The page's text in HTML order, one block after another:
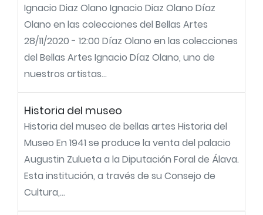
Ignacio Diaz Olano Ignacio Diaz Olano Díaz
Olano en las colecciones del Bellas Artes
28/11/2020 - 12:00 Díaz Olano en las colecciones
del Bellas Artes Ignacio Díaz Olano, uno de
nuestros artistas...
Historia del museo
Historia del museo de bellas artes Historia del
Museo En 1941 se produce la venta del palacio
Augustin Zulueta a la Diputación Foral de Álava.
Esta institución, a través de su Consejo de
Cultura,...